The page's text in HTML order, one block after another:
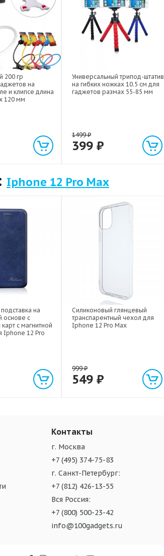
200 гр
на
и клипсе длина
120 мм
Универсальный трипод-штатив
на гибких ножках 10.5 см для
гаджетов размах 55-85 мм
1499₽
399 ₽
Iphone 12 Pro Max
на
основе с
с магнитной
Iphone 12 Pro
Силиконовый глянцевый
транспарентный чехол для
Iphone 12 Pro Max
999₽
549 ₽
Контакты
г. Москва
+7 (495) 374-75-83
г. Санкт-Петербург:
+7 (812) 426-13-55
Вся Россия:
+7 (800) 500-23-42
info@100gadgets.ru